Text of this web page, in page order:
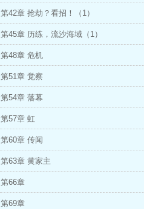
第42章 抢劫？看招！（1）
第45章 历练，流沙海域（1）
第48章 危机
第51章 觉察
第54章 落幕
第57章 虹
第60章 传闻
第63章 黄家主
第66章
第69章